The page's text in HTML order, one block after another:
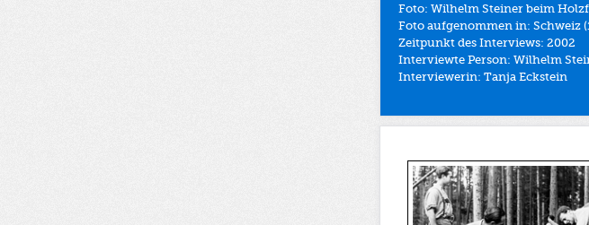
Foto: Wilhelm Steiner beim
Foto aufgenommen in: Schweiz
Zeitpunkt des Interviews: 2002
Interviewte Person: Wilhelm
Interviewerin: Tanja Eckstein